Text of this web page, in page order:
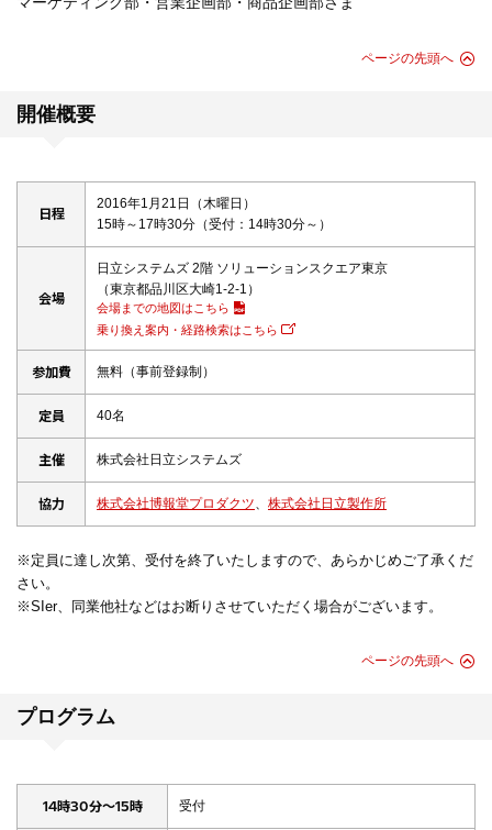
ページの先頭へ
開催概要
日程
2016年1月21日（木曜日）
15時～17時30分（受付：14時30分～）
会場
日立システムズ 2階 ソリューションスクエア東京
（東京都品川区大崎1-2-1）
会場までの地図はこちら
乗り換え案内・経路検索はこちら
参加費 無料（事前登録制）
定員 40名
主催 株式会社日立システムズ
協力 株式会社博報堂プロダクツ、 株式会社日立製作所
※定員に達し次第、受付を終了いたしますので、あらかじめご了承くだ
さい。
※SIer、同業他社などはお断りさせていただく場合がございます。
ページの先頭へ
プログラム
14時30分～15時 受付